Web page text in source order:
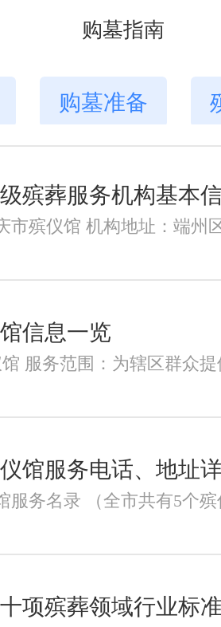
购墓指南
购墓准备
殡葬服务机构基本
市殡仪馆 机构地址：端州
信息一览
服务范围：为辖区群众
馆服务电话、地址
服务名录 （全市共有5个
项殡葬领域行业标